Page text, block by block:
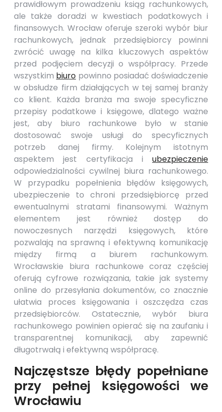
prawidłowym prowadzeniu ksiąg rachunkowych,
ale także doradzi w kwestiach podatkowych i
finansowych. Wrocław oferuje szeroki wybór biur
rachunkowych, jednak przedsiębiorcy powinni
zwrócić uwagę na kilka kluczowych aspektów
przed podjęciem decyzji o współpracy. Przede
wszystkim biuro powinno posiadać doświadczenie
w obsłudze firm działających w tej samej branży
co klient. Każda branża ma swoje specyficzne
przepisy podatkowe i księgowe, dlatego ważne
jest, aby biuro rachunkowe było w stanie
dostosować swoje usługi do specyficznych
potrzeb danej firmy. Kolejnym istotnym
aspektem jest certyfikacja i ubezpieczenie
odpowiedzialności cywilnej biura rachunkowego.
W przypadku popełnienia błędów księgowych,
ubezpieczenie to chroni przedsiębiorcę przed
ewentualnymi stratami finansowymi. Ważnym
elementem jest również dostęp do
nowoczesnych narzędzi księgowych, które
pozwalają na sprawną i efektywną komunikację
między firmą a biurem rachunkowym.
Wrocławskie biura rachunkowe coraz częściej
oferują cyfrowe rozwiązania, takie jak systemy
online do przesyłania dokumentów, co znacznie
ułatwia proces księgowania i oszczędza czas
przedsiębiorców. Ostatecznie, wybór biura
rachunkowego powinien opierać się na zaufaniu i
transparentnej komunikacji, aby zapewnić
długotrwałą i efektywną współpracę.
Najczęstsze błędy popełniane
przy pełnej księgowości we
Wrocławiu